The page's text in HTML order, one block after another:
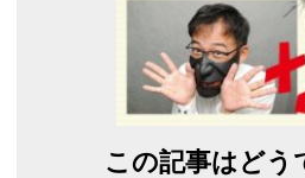
この記事はどう